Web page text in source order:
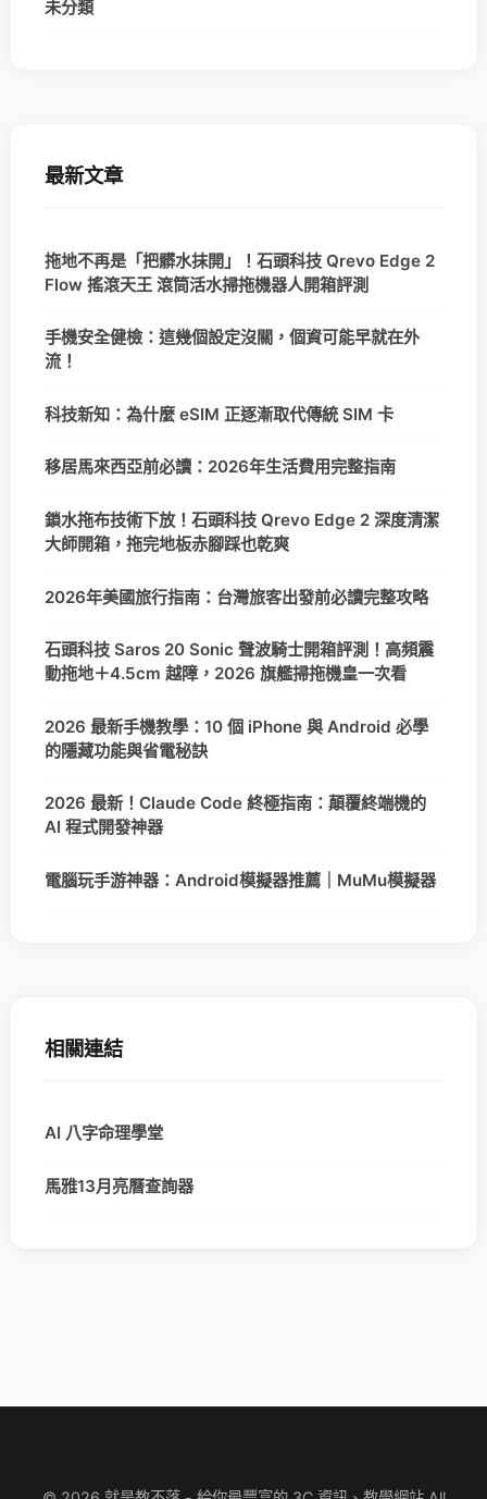
未分類
最新文章
拖地不再是「把髒水抹開」！石頭科技 Qrevo Edge 2
Flow 搖滾天王 滾筒活水掃拖機器人開箱評測
手機安全健檢：這幾個設定沒關，個資可能早就在外
流！
科技新知：為什麼 eSIM 正逐漸取代傳統 SIM 卡
移居馬來西亞前必讀：2026年生活費用完整指南
鎖水拖布技術下放！石頭科技 Qrevo Edge 2 深度清潔
大師開箱，拖完地板赤腳踩也乾爽
2026年美國旅行指南：台灣旅客出發前必讀完整攻略
石頭科技 Saros 20 Sonic 聲波騎士開箱評測！高頻震
動拖地＋4.5cm 越障，2026 旗艦掃拖機皇一次看
2026 最新手機教學：10 個 iPhone 與 Android 必學
的隱藏功能與省電秘訣
2026 最新！Claude Code 終極指南：顛覆終端機的
AI 程式開發神器
電腦玩手游神器：Android模擬器推薦｜MuMu模擬器
相關連結
AI 八字命理學堂
馬雅13月亮曆查詢器